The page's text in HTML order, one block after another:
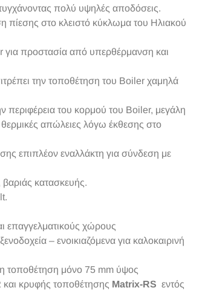
πολύ υψηλές αποδόσεις.
πίεσης στο κλειστό κύκλωμα του Ηλιακού
για προστασία από υπερθέρμανση και
την τοποθέτηση του Boiler χαμηλά
περιφέρεια του κορμού του Boiler, μεγάλη
απώλειες λόγω έκθεσης στο
επιπλέον εναλλάκτη για σύνδεση με
κατασκευής.
επαγγελματικούς χώρους
– ενοικιαζόμενα για καλοκαιρινή
τοποθέτηση μόνο 75 mm ύψος
και κρυφής τοποθέτησης Matrix-RS εντός